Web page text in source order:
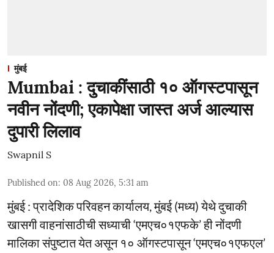
मुंबई
Mumbai : दुचाकींसाठी १० ऑगस्टपासून
नवीन नोंदणी; एकापेक्षा जास्त अर्ज आल्यास
दुपारी लिलाव
Swapnil S
Published on: 08 Aug 2026, 5:31 am
मुंबई : प्रादेशिक परिवहन कार्यालय, मुंबई (मध्य) येथे दुचाकी
खासगी वाहनांसाठीची सध्याची ‘एमएच०१एफके’ ही नोंदणी
मालिका संपुष्टात येत असून १० ऑगस्टपासून ‘एमएच०१एफएल’